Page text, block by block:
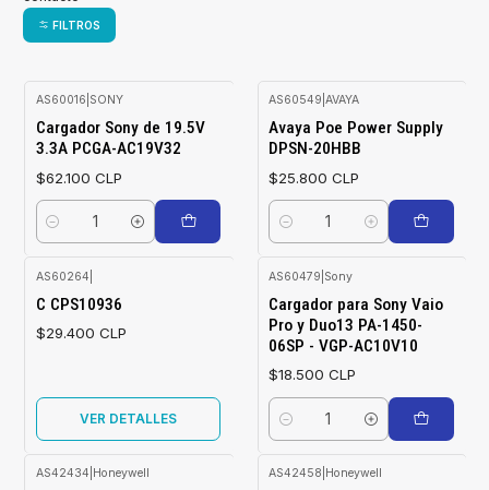
FILTROS
AS60016 SONY
Cargador Sony de 19.5V
3.3A PCGA-AC19V32
$62.100 CLP
Cantidad
AS60549 AVAYA
Avaya Poe Power Supply
DPSN-20HBB
$25.800 CLP
Cantidad
AS60264
C CPS10936
$29.400 CLP
VER DETALLES
AS60479 Sony
Cargador para Sony Vaio
Pro y Duo13 PA-1450-
06SP - VGP-AC10V10
$18.500 CLP
Cantidad
AS42434 Honeywell AS42458 Honeywell